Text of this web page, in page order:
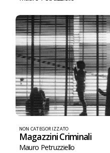
NON CATEGORIZZATO
Magazzini Criminali
Mauro Petruzziello